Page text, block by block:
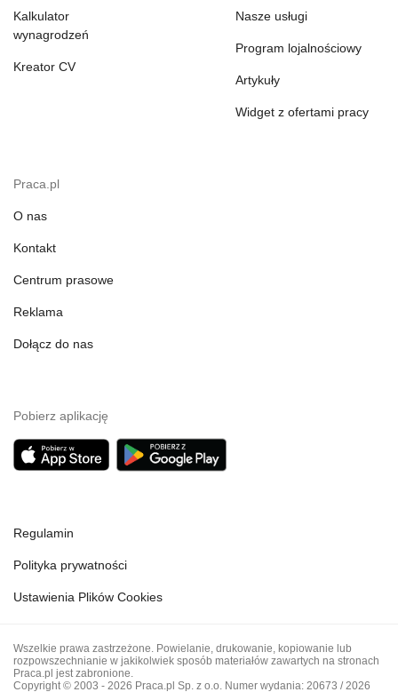
Kalkulator
wynagrodzeń
Kreator CV
Nasze usługi
Program lojalnościowy
Artykuły
Widget z ofertami pracy
Praca.pl
O nas
Kontakt
Centrum prasowe
Reklama
Dołącz do nas
Pobierz aplikację
Regulamin
Polityka prywatności
Ustawienia Plików Cookies
Wszelkie prawa zastrzeżone. Powielanie, drukowanie, kopiowanie lub
rozpowszechnianie w jakikolwiek sposób materiałów zawartych na stronach
Praca.pl jest zabronione.
Copyright © 2003 - 2026 Praca.pl Sp. z o.o. Numer wydania: 20673 / 2026